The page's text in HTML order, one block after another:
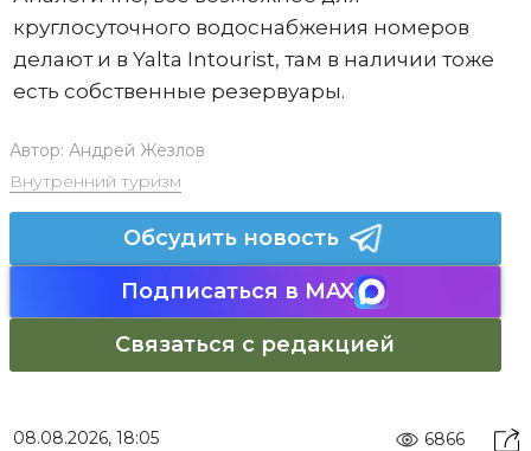
круглосуточного водоснабжения номеров
делают и в Yalta Intourist, там в наличии тоже
есть собственные резервуары.
Автор: Андрей Жезлов
Внутренний туризм
Обсудить новость
Подписаться в MAX
Связаться с редакцией
08.08.2026, 18:05 6866